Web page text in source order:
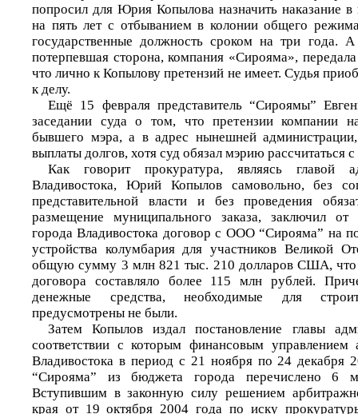
попросил для Юрия Копылова назначить наказание
на пять лет с отбыванием в колонии общего
государственные должность сроком на три года.
потерпевшая сторона, компания «Сирояма»,
что лично к Копылову претензий не имеет. Судья
к делу.
Ещё 15 февраля представитель “Сироямы”
заседании суда о том, что претензии компании
бывшего мэра, а в адрес нынешней
выплаты долгов, хотя суд обязал мэрию рассчитаться
Как говорит прокуратура, являясь главой
Владивостока, Юрий Копылов самовольно, без
представительной власти и без проведения
размещение муниципального заказа, заключил
города Владивостока договор с ООО “Сирояма” на
устройства колумбария для участников Великой
общую сумму 3 млн 821 тыс. 210 долларов США, что
договора составляло более 115 млн рублей.
денежные средства, необходимые для
предусмотрены не были.
Затем Копылов издал постановление главы
соответствии с которым финансовым управлением
Владивостока в период с 21 ноября по 24 декабря
“Сирояма” из бюджета города перечислено 6
Вступившим в законную силу решением
края от 19 октября 2004 года по иску